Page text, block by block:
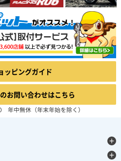
ッピングガイド
お問い合わせはこちら
年中無休（年末年始を除く）